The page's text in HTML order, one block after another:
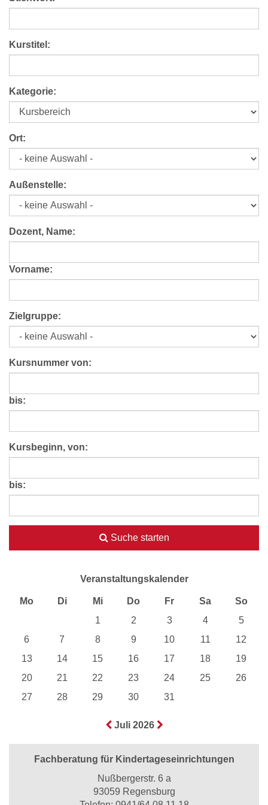
Kurstitel:
Kategorie:
Ort:
Außenstelle:
Dozent, Name:
Vorname:
Zielgruppe:
Kursnummer von:
bis:
Kursbeginn, von:
bis:
Suche starten
Veranstaltungskalender
Mo Di Mi Do Fr Sa
So
1
2 3 4
5
6
7 8 9 10 11
12
13
14 15 16 17 18
19
20
21 22 23 24 25
26
27
28 29 30 31
Juli 2026
Fachberatung für Kindertageseinrichtungen
Nußbergerstr. 6 a
93059 Regensburg